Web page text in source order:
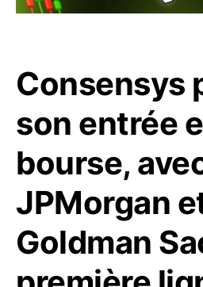
Consensys
son entrée
bourse,
JPMorgan
Goldman